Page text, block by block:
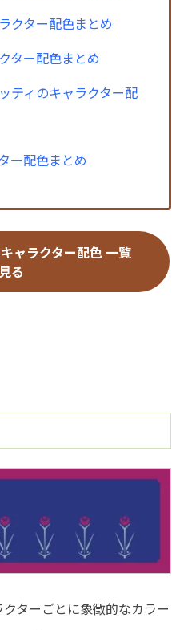
クター配色まとめ
ター配色まとめ
ティのキャラクター配
ー配色まとめ
ャラクター配色 一覧
る
ターごとに象徴的なカラー